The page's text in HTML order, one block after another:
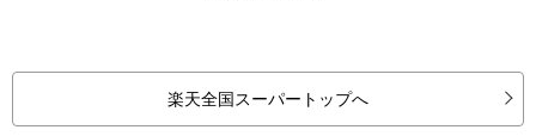
楽天全国スーパートップへ